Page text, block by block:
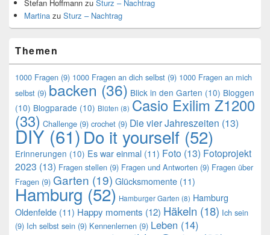
Stefan Hoffmann zu Sturz – Nachtrag
Martina zu Sturz – Nachtrag
Themen
1000 Fragen (9) 1000 Fragen an dich selbst (9) 1000 Fragen an mich
selbst (9) backen (36) Blick in den Garten (10) Bloggen
(10) Blogparade (10) Blüten (8) Casio Exilim Z1200
(33) Challenge (9) crochet (9) Die vier Jahreszeiten (13)
DIY (61)Do it yourself (52)
Erinnerungen (10) Es war einmal (11) Foto (13) Fotoprojekt
2023 (13) Fragen stellen (9) Fragen und Antworten (9) Fragen über
Fragen (9) Garten (19) Glücksmomente (11)
Hamburg (52) Hamburger Garten (8) Hamburg
Oldenfelde (11) Happy moments (12) Häkeln (18) Ich sein
(9) Ich selbst sein (9) Kennenlernen (9) Leben (14)